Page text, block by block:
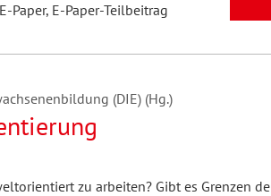
Paper, E-Paper-Teilbeitrag
(DIE) (Hg.)
zu arbeiten? Gibt es Grenzen